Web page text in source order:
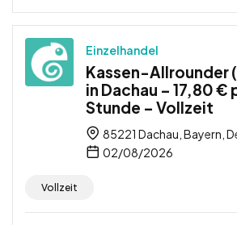
Einzelhandel
Kassen-Allrounder
in Dachau – 17,80 €
Stunde – Vollzeit
85221 Dachau, Bayern,
02/08/2026
Vollzeit